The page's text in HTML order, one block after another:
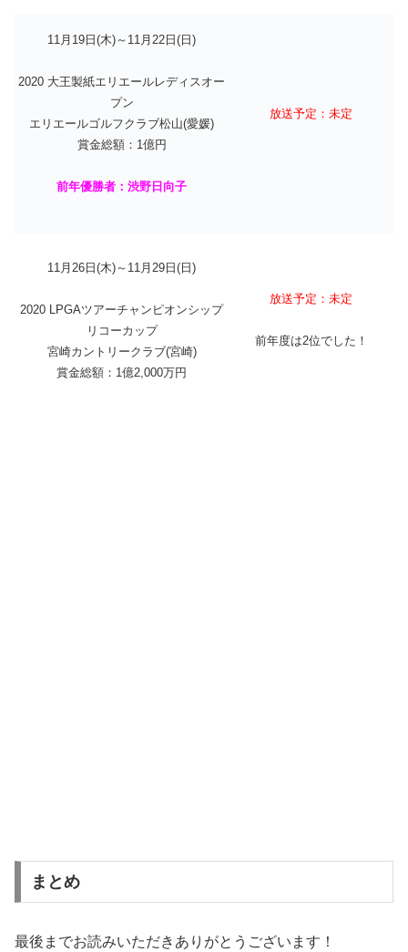
11月19日(木)～11月22日(日)
2020 大王製紙エリエールレディスオー
プン
エリエールゴルフクラブ松山(愛媛)
賞金総額：1億円
前年優勝者：渋野日向子
放送予定：未定
11月26日(木)～11月29日(日)
2020 LPGAツアーチャンピオンシップ
リコーカップ
宮崎カントリークラブ(宮崎)
賞金総額：1億2,000万円
放送予定：未定
前年度は2位でした！
まとめ
最後までお読みいただきありがとうございます！